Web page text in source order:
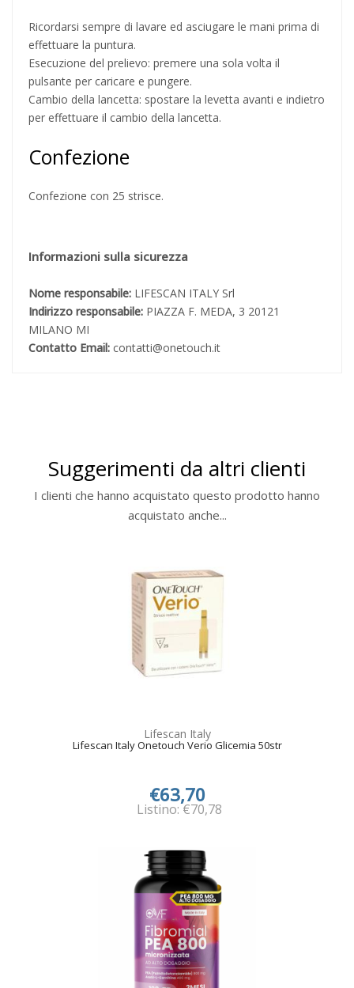
Ricordarsi sempre di lavare ed asciugare le mani prima di
effettuare la puntura.
Esecuzione del prelievo: premere una sola volta il
pulsante per caricare e pungere.
Cambio della lancetta: spostare la levetta avanti e indietro
per effettuare il cambio della lancetta.
Confezione
Confezione con 25 strisce.
Informazioni sulla sicurezza
Nome responsabile: LIFESCAN ITALY Srl
Indirizzo responsabile: PIAZZA F. MEDA, 3 20121
MILANO MI
Contatto Email: contatti@onetouch.it
Suggerimenti da altri clienti
I clienti che hanno acquistato questo prodotto hanno
acquistato anche...
Lifescan Italy
Lifescan Italy Onetouch Verio Glicemia 50str
€63,70
Listino: €70,78